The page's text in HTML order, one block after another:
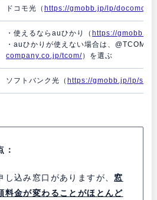
ドコモ光（ https://gmobb.jp/lp/
・使えるならauひかり（ https://
・auひかりが使えない場合は、@TCOMヒ
company.co.jp/tcom/）を選ぶ
ソフトバンク光（ https://gmobb.jp/lp/
：
込み窓口がありますが、 窓
料金が変わることがほとんど